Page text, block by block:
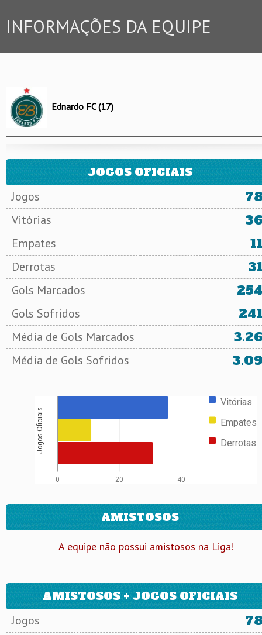
INFORMAÇÕES DA EQUIPE
Ednardo FC (17)
JOGOS OFICIAIS
Jogos
Vitórias
Empates
Derrotas
Gols Marcados
Gols Sofridos
Média de Gols Marcados
Média de Gols Sofridos
Vitórias
Empates
Derrotas
0 20 40
Jogos Oficiais
AMISTOSOS
A equipe não possui amistosos na Liga!
AMISTOSOS + JOGOS OFICIAIS
Jogos